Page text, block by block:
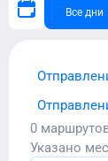
Все дни
0
Указано